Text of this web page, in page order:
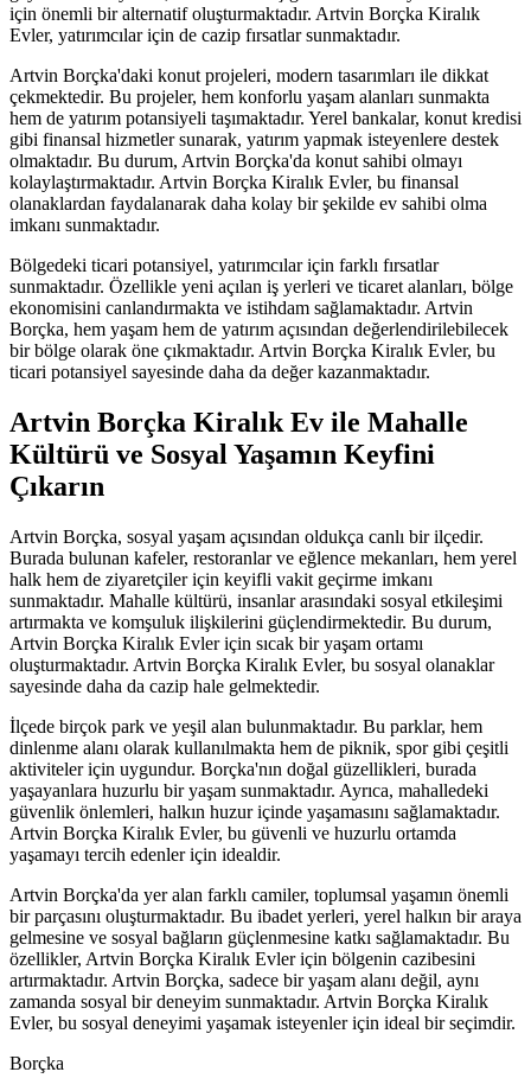
için önemli bir alternatif oluşturmaktadır. Artvin Borçka Kiralık
Evler, yatırımcılar için de cazip fırsatlar sunmaktadır.
Artvin Borçka'daki konut projeleri, modern tasarımları ile dikkat
çekmektedir. Bu projeler, hem konforlu yaşam alanları sunmakta
hem de yatırım potansiyeli taşımaktadır. Yerel bankalar, konut kredisi
gibi finansal hizmetler sunarak, yatırım yapmak isteyenlere destek
olmaktadır. Bu durum, Artvin Borçka'da konut sahibi olmayı
kolaylaştırmaktadır. Artvin Borçka Kiralık Evler, bu finansal
olanaklardan faydalanarak daha kolay bir şekilde ev sahibi olma
imkanı sunmaktadır.
Bölgedeki ticari potansiyel, yatırımcılar için farklı fırsatlar
sunmaktadır. Özellikle yeni açılan iş yerleri ve ticaret alanları, bölge
ekonomisini canlandırmakta ve istihdam sağlamaktadır. Artvin
Borçka, hem yaşam hem de yatırım açısından değerlendirilebilecek
bir bölge olarak öne çıkmaktadır. Artvin Borçka Kiralık Evler, bu
ticari potansiyel sayesinde daha da değer kazanmaktadır.
Artvin Borçka Kiralık Ev ile Mahalle
Kültürü ve Sosyal Yaşamın Keyfini
Çıkarın
Artvin Borçka, sosyal yaşam açısından oldukça canlı bir ilçedir.
Burada bulunan kafeler, restoranlar ve eğlence mekanları, hem yerel
halk hem de ziyaretçiler için keyifli vakit geçirme imkanı
sunmaktadır. Mahalle kültürü, insanlar arasındaki sosyal etkileşimi
artırmakta ve komşuluk ilişkilerini güçlendirmektedir. Bu durum,
Artvin Borçka Kiralık Evler için sıcak bir yaşam ortamı
oluşturmaktadır. Artvin Borçka Kiralık Evler, bu sosyal olanaklar
sayesinde daha da cazip hale gelmektedir.
İlçede birçok park ve yeşil alan bulunmaktadır. Bu parklar, hem
dinlenme alanı olarak kullanılmakta hem de piknik, spor gibi çeşitli
aktiviteler için uygundur. Borçka'nın doğal güzellikleri, burada
yaşayanlara huzurlu bir yaşam sunmaktadır. Ayrıca, mahalledeki
güvenlik önlemleri, halkın huzur içinde yaşamasını sağlamaktadır.
Artvin Borçka Kiralık Evler, bu güvenli ve huzurlu ortamda
yaşamayı tercih edenler için idealdir.
Artvin Borçka'da yer alan farklı camiler, toplumsal yaşamın önemli
bir parçasını oluşturmaktadır. Bu ibadet yerleri, yerel halkın bir araya
gelmesine ve sosyal bağların güçlenmesine katkı sağlamaktadır. Bu
özellikler, Artvin Borçka Kiralık Evler için bölgenin cazibesini
artırmaktadır. Artvin Borçka, sadece bir yaşam alanı değil, aynı
zamanda sosyal bir deneyim sunmaktadır. Artvin Borçka Kiralık
Evler, bu sosyal deneyimi yaşamak isteyenler için ideal bir seçimdir.
Borçka